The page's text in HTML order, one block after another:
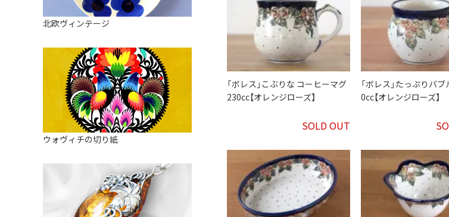
「ボレス」こぶりな コーヒーマグ
230cc【オレンジローズ】
SOLD OUT
「ボレス」たっぷりバ
0cc【オレンジローズ】
ミキシングボウル
すべて見る
アロマポット
バスケット
装飾用タイル・プレート
ミニチュア
天使さま
カードスタンド
マグネット
北欧ヴィンテージ
ウォヴィチの切り紙